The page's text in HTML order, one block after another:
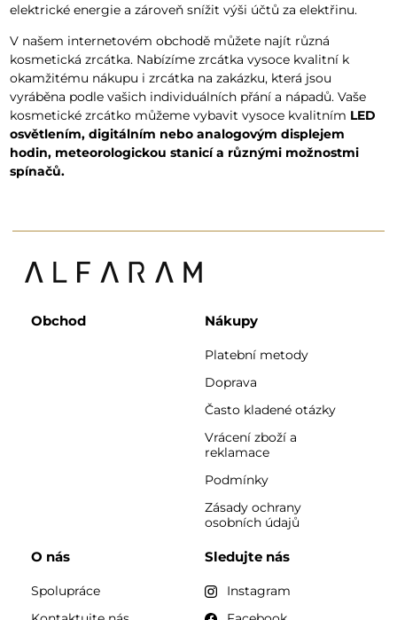
elektrické energie a zároveň snížit výši účtů za elektřinu.
V našem internetovém obchodě můžete najít různá
kosmetická zrcátka. Nabízíme zrcátka vysoce kvalitní k
okamžitému nákupu i zrcátka na zakázku, která jsou
vyráběna podle vašich individuálních přání a nápadů. Vaše
kosmetické zrcátko můžeme vybavit vysoce kvalitním LED
osvětlením, digitálním nebo analogovým displejem
hodin, meteorologickou stanicí a různými možnostmi
spínačů.
Obchod Nákupy
Platební metody
Doprava
Často kladené otázky
Vrácení zboží a
reklamace
Podmínky
Zásady ochrany
osobních údajů
O nás
Spolupráce
Sledujte nás
Instagram